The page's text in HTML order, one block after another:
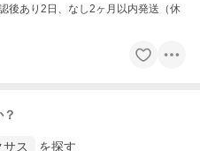
後あり2日、なし2ヶ月以内発送（休
サス を探す